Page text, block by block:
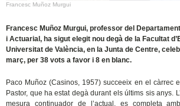
Francesc Muñoz Murgui
Francesc Muñoz Murgui, professor del
i Actuarial, ha sigut elegit nou degà de la Facultat
Universitat de València, en la Junta de Centre,
març, per 38 vots a favor i 8 en blanc.
Paco Muñoz (Casinos, 1957) succeeix en el càrrec
Pastor, que ha estat degà durant els últims sis anys.
mesura continuador de l’actual, es completa